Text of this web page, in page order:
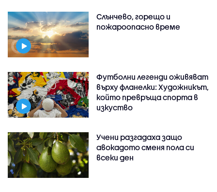
Слънчево, горещо и
пожароопасно време
Футболни легенди оживяват
върху фланелки: Художникът,
който превръща спорта в
изкуство
Учени разгадаха защо
авокадото сменя пола си
всеки ден